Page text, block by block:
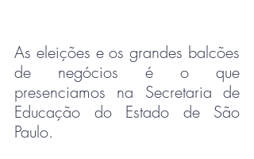
As eleições e os grandes balcões
de negócios é o que
presenciamos na Secretaria de
Educação do Estado de São
Paulo.